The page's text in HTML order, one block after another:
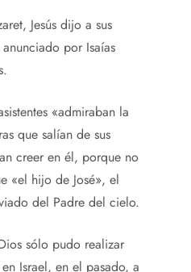
Jesús dijo a sus
por Isaías
«admiraban la
que salían de sus
creer en él, porque no
«el hijo de José», el
del Padre del cielo.
sólo pudo realizar
Israel, en el pasado, a